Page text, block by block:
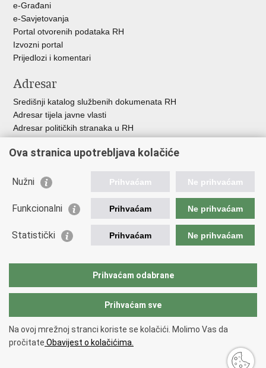
e-Građani
e-Savjetovanja
Portal otvorenih podataka RH
Izvozni portal
Prijedlozi i komentari
Adresar
Središnji katalog službenih dokumenata RH
Adresar tijela javne vlasti
Adresar političkih stranaka u RH
Besplatni telefoni javne uprave
Važne poveznice
Vlada Republike Hrvatske
Europska komisija
Taxation and Customs Union
Copyright © 2026 Ministarstvo financija, Carinska uprava.
korištenja.
Ova stranica upotrebljava kolačiće
Nužni Prihvaćam Ne prihvaćam
Funkcionalni Prihvaćam Ne prihvaćam
Statistički Prihvaćam Ne prihvaćam
Prihvaćam odabrane
Prihvaćam sve
Na ovoj mrežnoj stranci koriste se kolačići. Molimo Vas da
pročitate Obavijest o kolačićima.